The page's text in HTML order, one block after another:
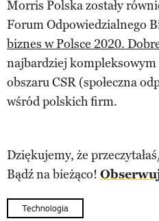
Morris Polska zostały
Forum Odpowiedzialnego
biznes w Polsce 2020.
najbardziej kompleksowym
obszaru CSR (społeczna
wśród polskich firm.
Dziękujemy, że
Bądź na bieżąco!
Technologia